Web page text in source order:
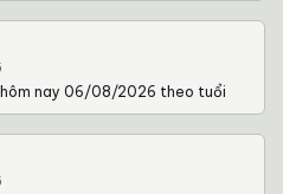
hôm nay 06/08/2026 theo tuổi